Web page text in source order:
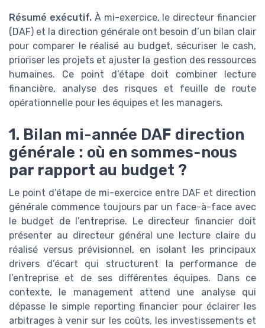
Résumé exécutif.À mi-exercice, le directeur financier
(DAF) et la direction générale ont besoin d’un bilan clair
pour comparer le réalisé au budget, sécuriser le cash,
prioriser les projets et ajuster la gestion des ressources
humaines. Ce point d’étape doit combiner lecture
financière, analyse des risques et feuille de route
opérationnelle pour les équipes et les managers.
1. Bilan mi-année DAF direction
générale : où en sommes-nous
par rapport au budget ?
Le point d’étape de mi-exercice entre DAF et direction
générale commence toujours par un face-à-face avec
le budget de l’entreprise. Le directeur financier doit
présenter au directeur général une lecture claire du
réalisé versus prévisionnel, en isolant les principaux
drivers d’écart qui structurent la performance de
l’entreprise et de ses différentes équipes. Dans ce
contexte, le management attend une analyse qui
dépasse le simple reporting financier pour éclairer les
arbitrages à venir sur les coûts, les investissements et